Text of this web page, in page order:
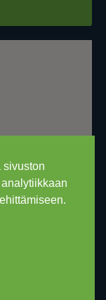
sivuston